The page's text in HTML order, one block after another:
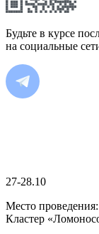
Будьте в курсе
на социальные
27-28.10
Место проведения:
Кластер